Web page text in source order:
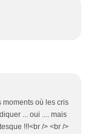
moments où les cris
... oui .... mais
!!!<br /> <br />